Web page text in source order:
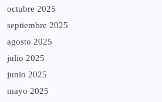
octubre 2025
septiembre 2025
agosto 2025
julio 2025
junio 2025
mayo 2025